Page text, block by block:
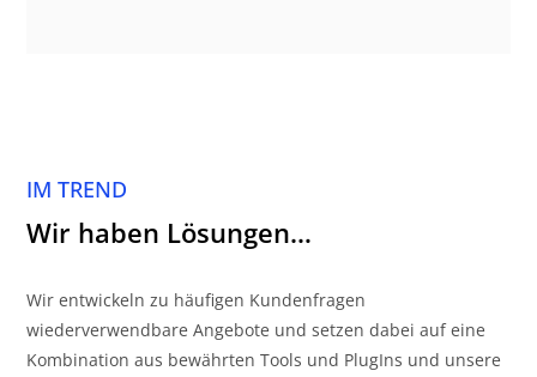
IM TREND
Wir haben Lösungen…
Wir entwickeln zu häufigen Kundenfragen
wiederverwendbare Angebote und setzen dabei auf eine
Kombination aus bewährten Tools und PlugIns und unsere